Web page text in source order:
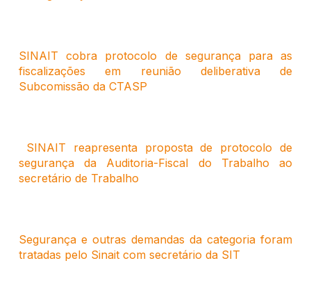
SINAIT cobra protocolo de segurança para as
fiscalizações em reunião deliberativa de
Subcomissão da CTASP
SINAIT reapresenta proposta de protocolo de
segurança da Auditoria-Fiscal do Trabalho ao
secretário de Trabalho
Segurança e outras demandas da categoria foram
tratadas pelo Sinait com secretário da SIT